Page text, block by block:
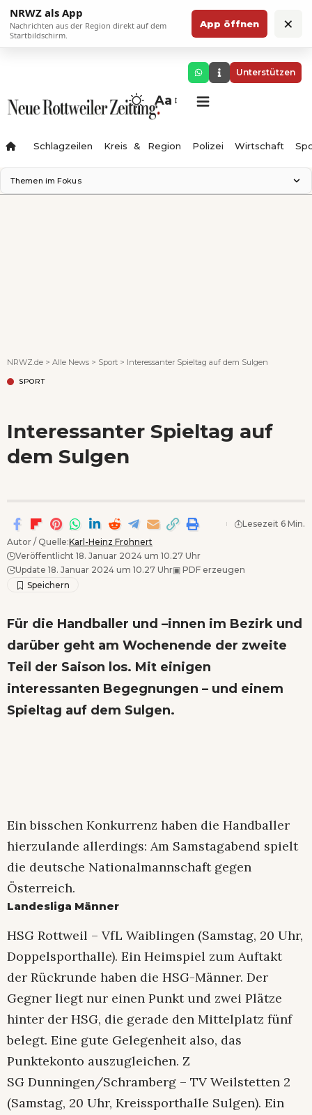
NRWZ als App
Nachrichten aus der Region direkt auf dem
Startbildschirm.
App öffnen ×
Unterstützen
Aa
Schlagzeilen Kreis & Region Polizei Wirtschaft
Themen im Fokus
NRWZ.de > Alle News > Sport > Interessanter Spieltag auf dem Sulgen
SPORT
Interessanter Spieltag auf
dem Sulgen
Autor / Quelle:Karl-Heinz Frohnert
Veröffentlicht 18. Januar 2024 um 10.27 Uhr
Update 18. Januar 2024 um 10.27 Uhr▣ PDF erzeugen
Lesezeit 6 Min.
Für die Handballer und –innen im Bezirk und
darüber geht am Wochenende der zweite
Teil der Saison los. Mit einigen
interessanten Begegnungen – und einem
Spieltag auf dem Sulgen.
Ein bisschen Konkurrenz haben die Handballer
hierzulande allerdings: Am Samstagabend spielt
die deutsche Nationalmannschaft gegen
Österreich.
Landesliga Männer
HSG Rottweil – VfL Waiblingen (Samstag, 20 Uhr,
Doppelsporthalle). Ein Heimspiel zum Auftakt
der Rückrunde haben die HSG-Männer. Der
Gegner liegt nur einen Punkt und zwei Plätze
hinter der HSG, die gerade den Mittelplatz fünf
belegt. Eine gute Gelegenheit also, das
Punktekonto auszugleichen. Z
SG Dunningen/Schramberg – TV Weilstetten 2
(Samstag, 20 Uhr, Kreissporthalle Sulgen). Ein